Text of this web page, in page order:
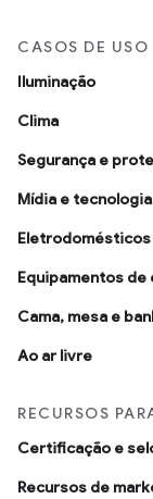
CASOS DE USO
Iluminação
Clima
Segurança e
Mídia e tecnologia
Eletrodomésticos
Equipamentos de
Cama, mesa e
Ao ar livre
RECURSOS
Certificação e
Recursos de